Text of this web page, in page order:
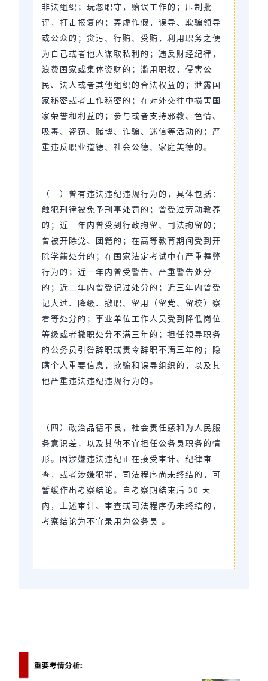
非法组织；玩忽职守，贻误工作的；压制批
评，打击报复的；弄虚作假，误导、欺骗领导
或公众的；贪污、行贿、受贿，利用职务之便
为自己或者他人谋取私利的；违反财经纪律，
浪费国家或集体资财的；滥用职权，侵害公
民、法人或者其他组织的合法权益的；泄露国
家秘密或者工作秘密的；在对外交往中损害国
家荣誉和利益的；参与或者支持邪教、色情、
吸毒、盗窃、赌博、诈骗、迷信等活动的；严
重违反职业道德、社会公德、家庭美德的。
（三）曾有违法违纪违规行为的，具体包括：
触犯刑律被免予刑事处罚的；曾受过劳动教养
的；近三年内曾受到行政拘留、司法拘留的；
曾被开除党、团籍的；在高等教育期间受到开
除学籍处分的；在国家法定考试中有严重舞弊
行为的；近一年内曾受警告、严重警告处分
的；近二年内曾受记过处分的；近三年内曾受
记大过、降级、撤职、留用（留党、留校）察
看等处分的；事业单位工作人员受到降低岗位
等级或者撤职处分不满三年的；担任领导职务
的公务员引咎辞职或责令辞职不满三年的；隐
瞒个人重要信息，欺骗和误导组织的，以及其
他严重违法违纪违规行为的。
（四）政治品德不良，社会责任感和为人民服
务意识差，以及其他不宜担任公务员职务的情
形。因涉嫌违法违纪正在接受审计、纪律审
查，或者涉嫌犯罪，司法程序尚未终结的，可
暂缓作出考察结论。自考察期结束后 30 天
内，上述审计、审查或司法程序仍未终结的，
考察结论为不宜录用为公务员 。